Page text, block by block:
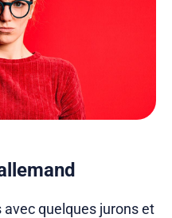
avec quelques jurons et